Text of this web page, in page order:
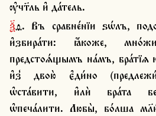
ѹ҆чт҃ль и҆ да́тель.
ѯ҃ѳ. Въ сравне́нїи ѕѡ́лъ, подоба́етъ на́мъ ле́гшее
и҆збира́ти: ꙗ҆́коже,
предстоѧ́щымъ на́мъ, бра́тїѧ
и҆з̾ двою̀ є҆ди́но
ѡ҆ста́вити, и҆лѝ бра́та
ѡ҆печа́лити. Любы̀, бо́лша